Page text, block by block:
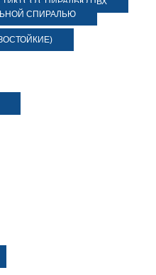
СПИРАЛЬЮ